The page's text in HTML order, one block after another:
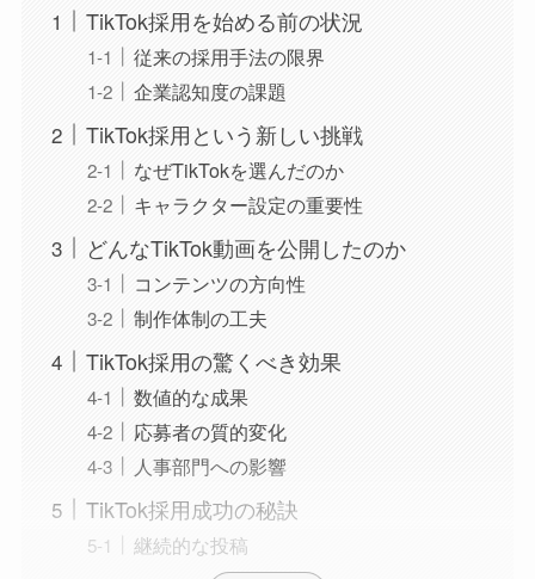
TikTok採用を始める前の状況
従来の採用手法の限界
企業認知度の課題
TikTok採用という新しい挑戦
なぜTikTokを選んだのか
キャラクター設定の重要性
どんなTikTok動画を公開したのか
コンテンツの方向性
制作体制の工夫
TikTok採用の驚くべき効果
数値的な成果
応募者の質的変化
人事部門への影響
TikTok採用成功の秘訣
継続的な投稿